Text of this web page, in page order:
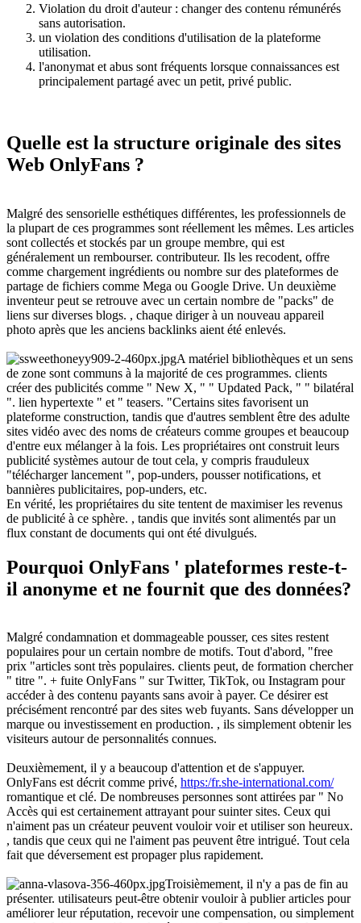
Violation du droit d'auteur : changer des contenu rémunérés
sans autorisation.
un violation des conditions d'utilisation de la plateforme
utilisation.
l'anonymat et abus sont fréquents lorsque connaissances est
principalement partagé avec un petit, privé public.
Quelle est la structure originale des sites
Web OnlyFans ?
Malgré des sensorielle esthétiques différentes, les professionnels de
la plupart de ces programmes sont réellement les mêmes. Les articles
sont collectés et stockés par un groupe membre, qui est
généralement un rembourser. contributeur. Ils les recodent, offre
comme chargement ingrédients ou nombre sur des plateformes de
partage de fichiers comme Mega ou Google Drive. Un deuxième
inventeur peut se retrouve avec un certain nombre de "packs" de
liens sur diverses blogs. , chaque diriger à un nouveau appareil
photo après que les anciens backlinks aient été enlevés.
A matériel bibliothèques et un sens
de zone sont communs à la majorité de ces programmes. clients
créer des publicités comme " New X, " " Updated Pack, " " bilatéral
". lien hypertexte " et " teasers. "Certains sites favorisent un
plateforme construction, tandis que d'autres semblent être des adulte
sites vidéo avec des noms de créateurs comme groupes et beaucoup
d'entre eux mélanger à la fois. Les propriétaires ont construit leurs
publicité systèmes autour de tout cela, y compris frauduleux
"télécharger lancement ", pop-unders, pousser notifications, et
bannières publicitaires, pop-unders, etc.
En vérité, les propriétaires du site tentent de maximiser les revenus
de publicité à ce sphère. , tandis que invités sont alimentés par un
flux constant de documents qui ont été divulgués.
Pourquoi OnlyFans ' plateformes reste-t-
il anonyme et ne fournit que des données?
Malgré condamnation et dommageable pousser, ces sites restent
populaires pour un certain nombre de motifs. Tout d'abord, "free
prix "articles sont très populaires. clients peut, de formation chercher
" titre ". + fuite OnlyFans " sur Twitter, TikTok, ou Instagram pour
accéder à des contenu payants sans avoir à payer. Ce désirer est
précisément rencontré par des sites web fuyants. Sans développer un
marque ou investissement en production. , ils simplement obtenir les
visiteurs autour de personnalités connues.
Deuxièmement, il y a beaucoup d'attention et de s'appuyer.
OnlyFans est décrit comme privé, https:/fr.she-international.com/
romantique et clé. De nombreuses personnes sont attirées par " No
Accès qui est certainement attrayant pour suinter sites. Ceux qui
n'aiment pas un créateur peuvent vouloir voir et utiliser son heureux.
, tandis que ceux qui ne l'aiment pas peuvent être intrigué. Tout cela
fait que déversement est propager plus rapidement.
Troisièmement, il n'y a pas de fin au
présenter. utilisateurs peut-être obtenir vouloir à publier articles pour
améliorer leur réputation, recevoir une compensation, ou simplement